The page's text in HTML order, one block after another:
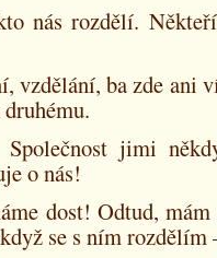
nás rozdělí.
vzdělání, ba zde ani
jimi
o nás!
dost! Odtud, mám
se s ním rozdělím